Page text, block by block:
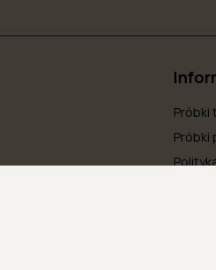
Próbki
Próbki